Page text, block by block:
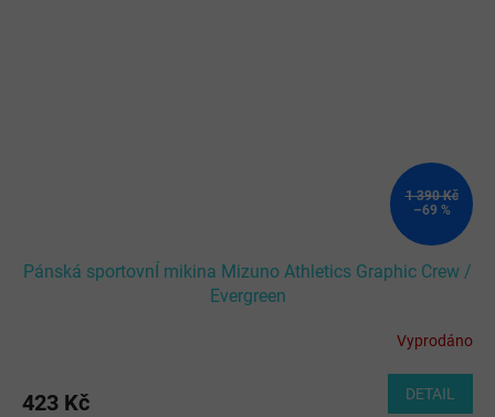
1 390 Kč
–69 %
Pánská sportovnÍ mikina Mizuno Athletics Graphic Crew /
Evergreen
Vyprodáno
423 Kč DETAIL